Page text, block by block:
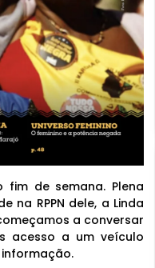
fim de semana. Plena
na RPPN dele, a Linda
a conversar
acesso a um veículo